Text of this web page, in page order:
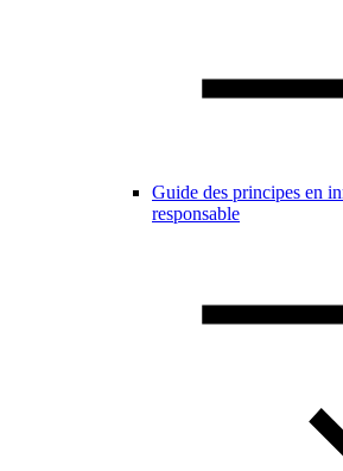
Guide des principes en
responsable